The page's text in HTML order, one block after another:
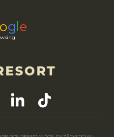
ideal começa pelo impacto
impacto, como yoga e
funcional e dança, pedem
esportivos com